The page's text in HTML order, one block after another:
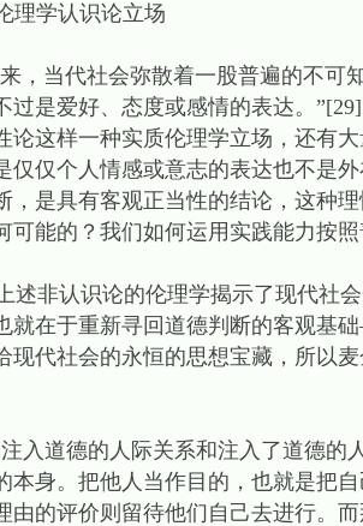
理学认识论立场
当代社会弥散着一股普遍的不可
过是爱好、态度或感情的表达。
论这样一种实质伦理学立场，还有
仅仅个人情感或意志的表达也不是
，是具有客观正当性的结论，这种
可能的？我们如何运用实践能力按
非认识论的伦理学揭示了现代社
就在于重新寻回道德判断的客观基
现代社会的永恒的思想宝藏，所以
入道德的人际关系和注入了道德
本身。把他人当作目的，也就是把
由的评价则留待他们自己去进行。